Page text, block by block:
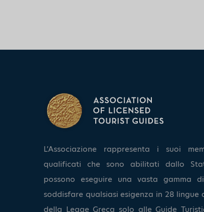
L’Associazione rappresenta i suoi
qualificati che sono abilitati dallo
possono eseguire una vasta gamma
soddisfare qualsiasi esigenza in 28 lingue
della Legge Greca solo alle Guide